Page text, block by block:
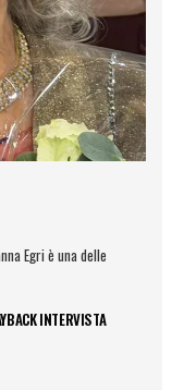
Egri è una delle
INTERVISTA